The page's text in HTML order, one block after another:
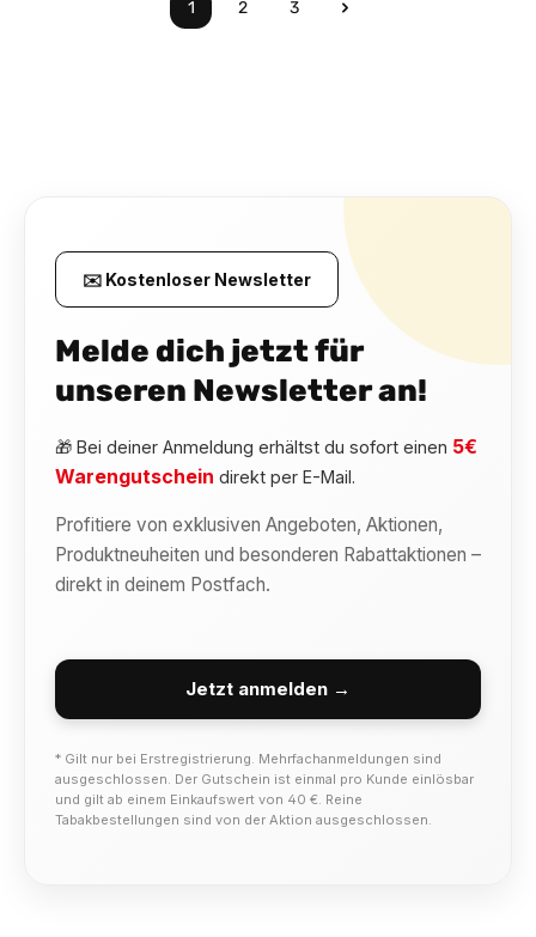
Seite
1
Seite
2
Seite
3
✉️ Kostenloser Newsletter
Melde dich jetzt für
unseren Newsletter an!
🎁 Bei deiner Anmeldung erhältst du sofort einen 5€
Warengutschein direkt per E-Mail.
Profitiere von exklusiven Angeboten, Aktionen,
Produktneuheiten und besonderen Rabattaktionen –
direkt in deinem Postfach.
Jetzt anmelden →
* Gilt nur bei Erstregistrierung. Mehrfachanmeldungen sind
ausgeschlossen. Der Gutschein ist einmal pro Kunde einlösbar
und gilt ab einem Einkaufswert von 40 €. Reine
Tabakbestellungen sind von der Aktion ausgeschlossen.